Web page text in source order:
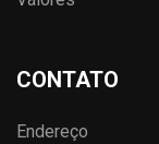
CONTATO
Endereço